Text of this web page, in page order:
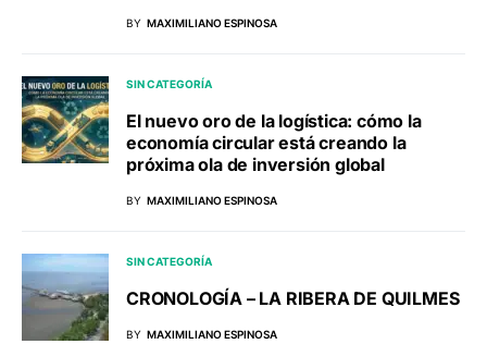
BY MAXIMILIANO ESPINOSA
SIN CATEGORÍA
El nuevo oro de la logística: cómo la
economía circular está creando la
próxima ola de inversión global
BY MAXIMILIANO ESPINOSA
SIN CATEGORÍA
CRONOLOGÍA – LA RIBERA DE QUILMES
BY MAXIMILIANO ESPINOSA